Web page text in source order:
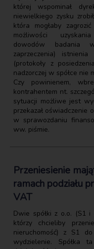
której wspominał
niewielkiego zysku
która mogłaby
możliwości
dowodów badania
zaprzeczenia)
(protokoły z
nadzorczej w spółce nie
Czy powinienem,
kontrahentem nt.
sytuacji możliwe jest
przekazał oświadczenie
w sprawozdaniu
ww. piśmie.
Przeniesienie
ramach podziału
VAT
Dwie spółki z o.o. (S1
którzy chcieliby
nieruchomość) z S1
wydzielenie. Spółka